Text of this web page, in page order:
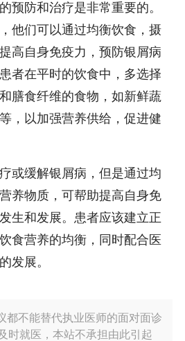
预防和治疗是非常重要的。
他们可以通过均衡饮食，摄
高自身免疫力，预防银屑病
者在平时的饮食中，多选择
膳食纤维的食物，如新鲜蔬
，以加强营养供给，促进健
或缓解银屑病，但是通过均
养物质，可帮助提高自身免
生和发展。患者应该建立正
食营养的均衡，同时配合医
发展。
都不能替代执业医师的面对面诊
时就医，本站不承担由此引起